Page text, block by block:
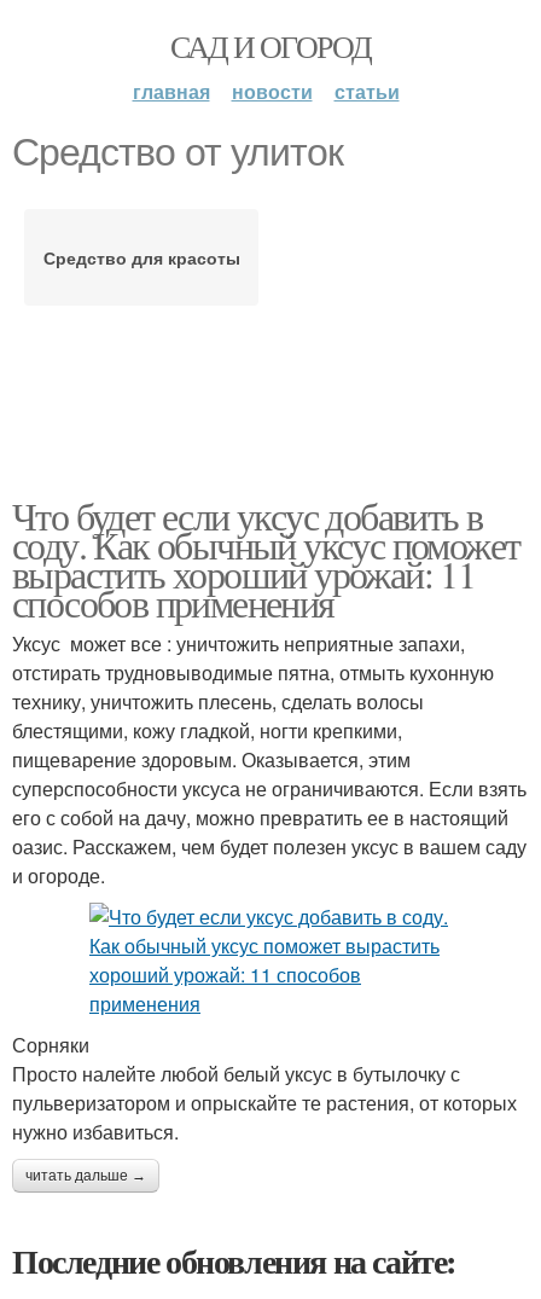
САД И ОГОРОД
главная новости статьи
Средство от улиток
Средство для красоты
Что будет если уксус добавить в
соду. Как обычный уксус поможет
вырастить хороший урожай: 11
способов применения
Уксус может все : уничтожить неприятные запахи,
отстирать трудновыводимые пятна, отмыть кухонную
технику, уничтожить плесень, сделать волосы
блестящими, кожу гладкой, ногти крепкими,
пищеварение здоровым. Оказывается, этим
суперспособности уксуса не ограничиваются. Если взять
его с собой на дачу, можно превратить ее в настоящий
оазис. Расскажем, чем будет полезен уксус в вашем саду
и огороде.
Сорняки
Просто налейте любой белый уксус в бутылочку с
пульверизатором и опрыскайте те растения, от которых
нужно избавиться.
читать дальше →
Последние обновления на сайте: